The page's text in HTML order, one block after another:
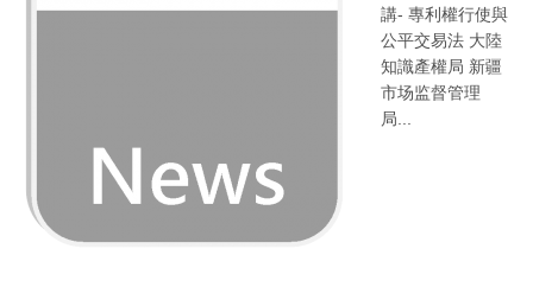
講- 專利權行使與
公平交易法 大陸
知識產權局 新疆
市场监督管理
局...